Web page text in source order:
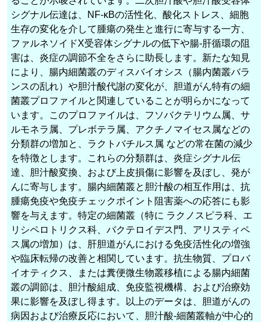
シグナル伝達は、NF-κBの活性化、酸化ストレス、細胞
生存の変化を介して腫瘍の発生と進行に寄与する一方、
ファルネソイドX受容体シグナルの低下や腸-肝循環の阻
害は、炎症の調節不全をさらに助長します。新たな知見
により、腸内細菌叢のディスバイオシス（腸内菌叢バラ
ンスの乱れ）や胆汁酸代謝の変化が、胆道がん特有の細
菌叢プロファイルと関連していることが明らかになって
います。このプロファイルは、フソバクテリウム属、サ
ルモネラ属、プレボテラ属、アクチノマイセス属などの
分類群の増加と、ラクトバチルス属 などの常在菌の減少
を特徴とします。これらの分類群は、炎症シグナル伝
達、胆汁酸変換、および上皮損傷に影響を及ぼし、発が
んに寄与します。腸内細菌叢と胆汁酸の相互作用は、抗
腫瘍免疫や免疫チェックポイント阻害薬への応答にも影
響を与えます。特定の細菌叢（特に ラクノスピラ科、エ
リシペロトリクス科、バクテロイデス門、アリスティペ
ス属の増加）は、肝胆道がんにおける免疫活性化の増強
や臨床転帰の改善と相関しています。抗生物質、プロバ
イオティクス、または糞便微生物叢移植による腸内細菌
叢の調節は、胆汁酸組成、免疫監視機構、および治療効
果に影響を及ぼし得ます。以上のデータは、胆道がんの
病因および治療反応において、胆汁酸-細菌叢軸が中心的